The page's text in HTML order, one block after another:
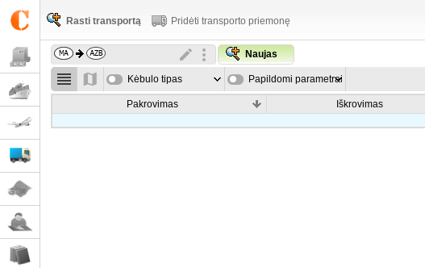
Rasti transportą Pridėti transporto priemonę
Naujas
Kėbulo tipas Papildomi parametrai
Pakrovimas Iškrovimas